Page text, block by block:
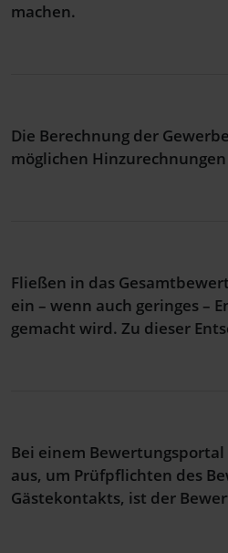
machen.
Die Berechnung der
möglichen
Fließen in das
ein – wenn auch geringes –
gemacht wird. Zu dieser
Bei einem
aus, um Prüfpflichten des
Gästekontakts, ist der